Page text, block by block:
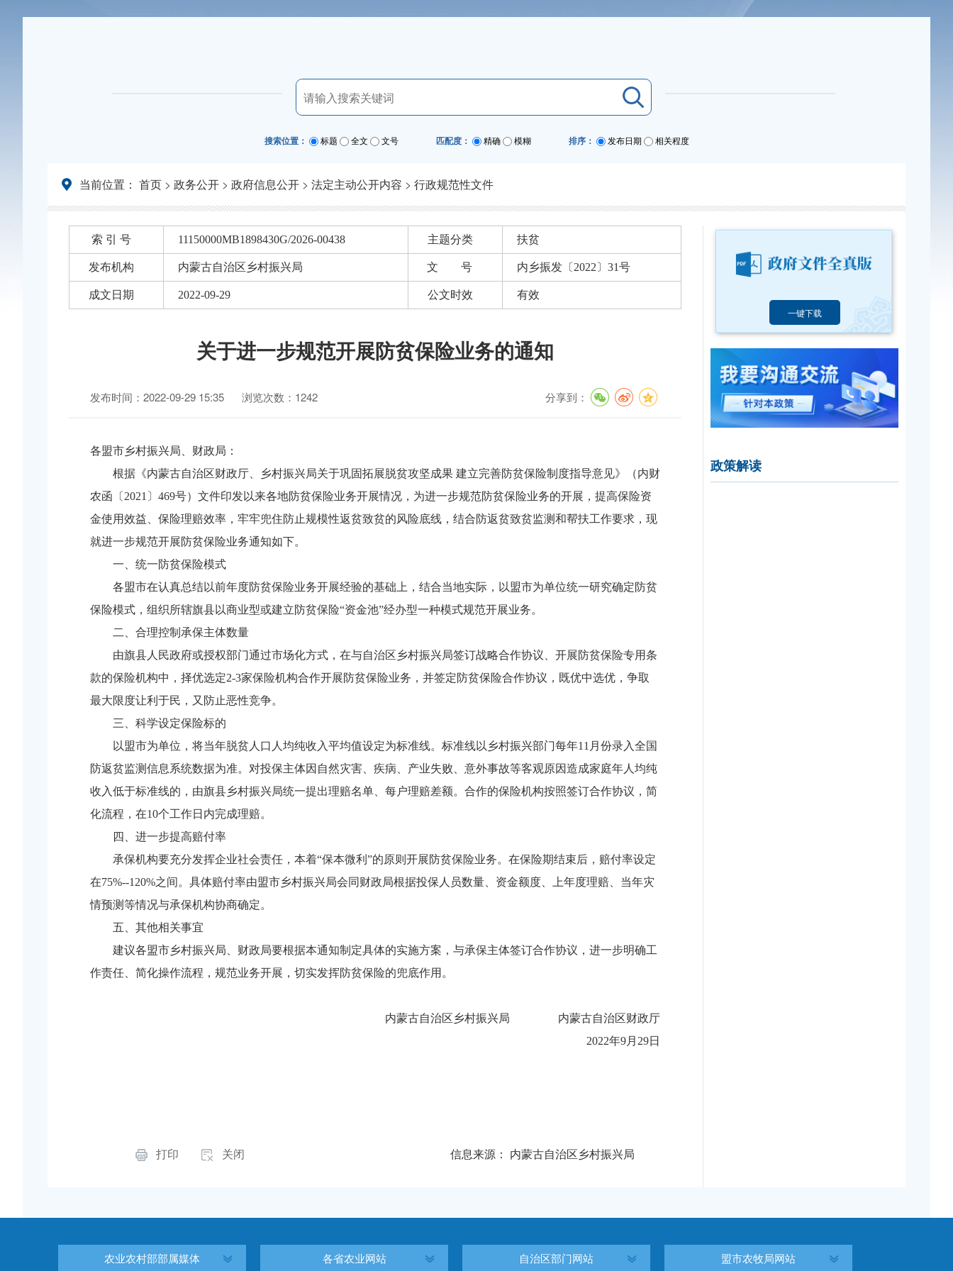
搜索位置： 标题 全文 文号 匹配度： 精确 模糊 排序： 发布日期 相关程度
当前位置： 首页 > 政务公开 > 政府信息公开 > 法定主动公开内容 > 行政规范性文件
索 引 号 11150000MB1898430G/2026-00438 主题分类 扶贫
发布机构 内蒙古自治区乡村振兴局 文 号 内乡振发〔2022〕31号
成文日期 2022-09-29 公文时效 有效
关于进一步规范开展防贫保险业务的通知
发布时间：2022-09-29 15:35 浏览次数：1242 分享到：
各盟市乡村振兴局、财政局：
根据《内蒙古自治区财政厅、乡村振兴局关于巩固拓展脱贫攻坚成果 建立完善防贫保险制度指导意见》（内财
农函〔2021〕469号）文件印发以来各地防贫保险业务开展情况，为进一步规范防贫保险业务的开展，提高保险资
金使用效益、保险理赔效率，牢牢兜住防止规模性返贫致贫的风险底线，结合防返贫致贫监测和帮扶工作要求，现
就进一步规范开展防贫保险业务通知如下。
一、统一防贫保险模式
各盟市在认真总结以前年度防贫保险业务开展经验的基础上，结合当地实际，以盟市为单位统一研究确定防贫
保险模式，组织所辖旗县以商业型或建立防贫保险“资金池”经办型一种模式规范开展业务。
二、合理控制承保主体数量
由旗县人民政府或授权部门通过市场化方式，在与自治区乡村振兴局签订战略合作协议、开展防贫保险专用条
款的保险机构中，择优选定2-3家保险机构合作开展防贫保险业务，并签定防贫保险合作协议，既优中选优，争取
最大限度让利于民，又防止恶性竞争。
三、科学设定保险标的
以盟市为单位，将当年脱贫人口人均纯收入平均值设定为标准线。标准线以乡村振兴部门每年11月份录入全国
防返贫监测信息系统数据为准。对投保主体因自然灾害、疾病、产业失败、意外事故等客观原因造成家庭年人均纯
收入低于标准线的，由旗县乡村振兴局统一提出理赔名单、每户理赔差额。合作的保险机构按照签订合作协议，简
化流程，在10个工作日内完成理赔。
四、进一步提高赔付率
承保机构要充分发挥企业社会责任，本着“保本微利”的原则开展防贫保险业务。在保险期结束后，赔付率设定
在75%--120%之间。具体赔付率由盟市乡村振兴局会同财政局根据投保人员数量、资金额度、上年度理赔、当年灾
情预测等情况与承保机构协商确定。
五、其他相关事宜
建议各盟市乡村振兴局、财政局要根据本通知制定具体的实施方案，与承保主体签订合作协议，进一步明确工
作责任、简化操作流程，规范业务开展，切实发挥防贫保险的兜底作用。
内蒙古自治区乡村振兴局 内蒙古自治区财政厅
2022年9月29日
打印 关闭 信息来源： 内蒙古自治区乡村振兴局
一键下载
政策解读
农业农村部部属媒体 各省农业网站 自治区部门网站 盟市农牧局网站